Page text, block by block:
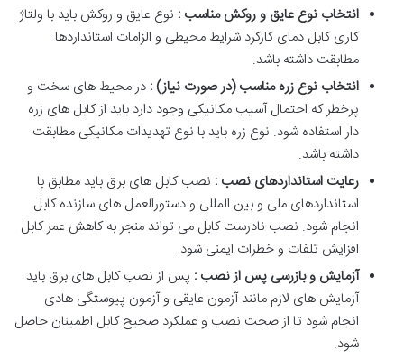
انتخاب نوع عایق و روکش مناسب : نوع عایق و روکش باید با ولتاژ
کاری کابل دمای کارکرد شرایط محیطی و الزامات استانداردها
مطابقت داشته باشد.
انتخاب نوع زره مناسب (در صورت نیاز) : در محیط های سخت و
پرخطر که احتمال آسیب مکانیکی وجود دارد باید از کابل های زره
دار استفاده شود. نوع زره باید با نوع تهدیدات مکانیکی مطابقت
داشته باشد.
رعایت استانداردهای نصب : نصب کابل های برق باید مطابق با
استانداردهای ملی و بین المللی و دستورالعمل های سازنده کابل
انجام شود. نصب نادرست کابل می تواند منجر به کاهش عمر کابل
افزایش تلفات و خطرات ایمنی شود.
آزمایش و بازرسی پس از نصب : پس از نصب کابل های برق باید
آزمایش های لازم مانند آزمون عایقی و آزمون پیوستگی هادی
انجام شود تا از صحت نصب و عملکرد صحیح کابل اطمینان حاصل
شود.